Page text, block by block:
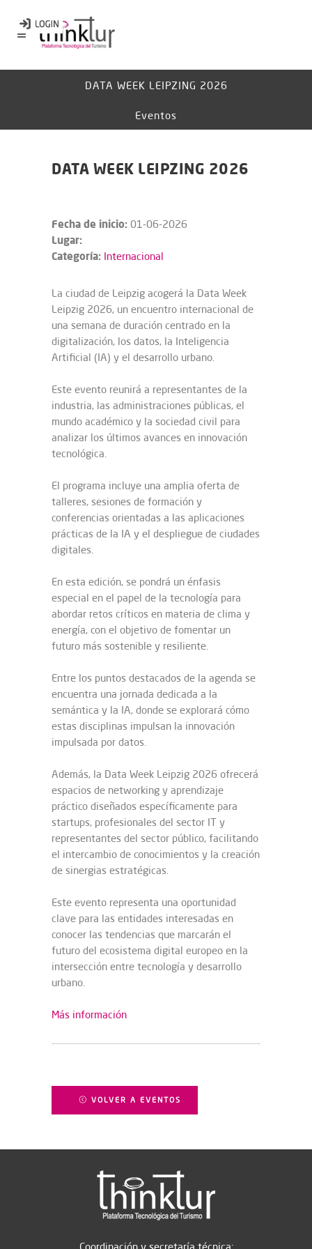
DATA WEEK LEIPZING 2026
Eventos
DATA WEEK LEIPZING 2026
Fecha de inicio: 01-06-2026
Lugar:
Categoría: Internacional
La ciudad de Leipzig acogerá la Data Week
Leipzig 2026, un encuentro internacional de
una semana de duración centrado en la
digitalización, los datos, la Inteligencia
Artificial (IA) y el desarrollo urbano.
Este evento reunirá a representantes de la
industria, las administraciones públicas, el
mundo académico y la sociedad civil para
analizar los últimos avances en innovación
tecnológica.
El programa incluye una amplia oferta de
talleres, sesiones de formación y
conferencias orientadas a las aplicaciones
prácticas de la IA y el despliegue de ciudades
digitales.
En esta edición, se pondrá un énfasis
especial en el papel de la tecnología para
abordar retos críticos en materia de clima y
energía, con el objetivo de fomentar un
futuro más sostenible y resiliente.
Entre los puntos destacados de la agenda se
encuentra una jornada dedicada a la
semántica y la IA, donde se explorará cómo
estas disciplinas impulsan la innovación
impulsada por datos.
Además, la Data Week Leipzig 2026 ofrecerá
espacios de networking y aprendizaje
práctico diseñados específicamente para
startups, profesionales del sector IT y
representantes del sector público, facilitando
el intercambio de conocimientos y la creación
de sinergias estratégicas.
Este evento representa una oportunidad
clave para las entidades interesadas en
conocer las tendencias que marcarán el
futuro del ecosistema digital europeo en la
intersección entre tecnología y desarrollo
urbano.
Más información
VOLVER A EVENTOS